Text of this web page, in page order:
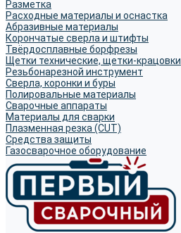
Разметка
Расходные материалы и оснастка
Абразивные материалы
Корончатые сверла и штифты
Твёрдосплавные борфрезы
Щетки технические, щетки-крацовки
Резьбонарезной инструмент
Сверла, коронки и буры
Полировальные материалы
Сварочные аппараты
Материалы для сварки
Плазменная резка (CUT)
Средства защиты
Газосварочное оборудование